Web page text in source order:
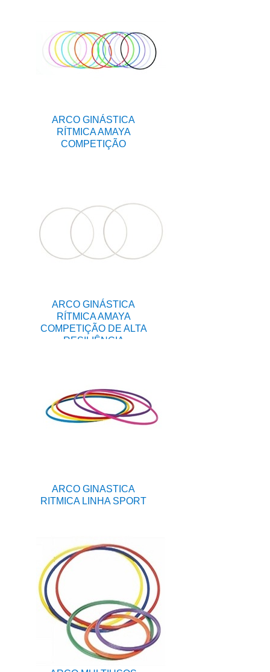
ARCO GINÁSTICA
RÍTMICA AMAYA
COMPETIÇÃO
ARCO GINÁSTICA
RÍTMICA AMAYA
COMPETIÇÃO DE ALTA
RESILIÊNCIA
ARCO GINASTICA
RITMICA LINHA SPORT